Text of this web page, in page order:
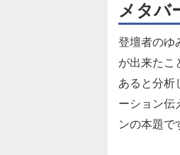
メタバ
登壇者のゆ
が出来たこ
あると分析
ーション伝
ンの本題で